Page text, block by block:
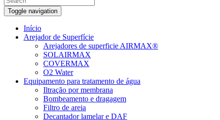
Toggle navigation
Início
Arejador de Superfície
Arejadores de superficie AIRMAX®
SOLAIRMAX
COVERMAX
O2 Water
Equipamento para tratamento de água
Iltração por membrana
Bombeamento e dragagem
Filtro de areia
Decantador lamelar e DAF